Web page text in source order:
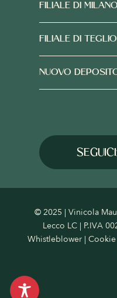
FILIALE DI MILANO
FILIALE DI TEGLIO
NUOVO
© 2025 | Vinicola
Lecco LC | P.IVA
Whistleblower |